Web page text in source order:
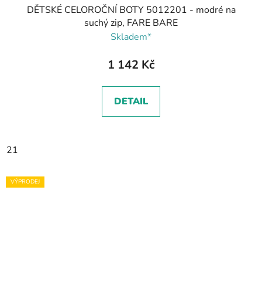
DĚTSKÉ CELOROČNÍ BOTY 5012201 - modré na
suchý zip, FARE BARE
Skladem*
1 142 Kč
DETAIL
21
VÝPRODEJ